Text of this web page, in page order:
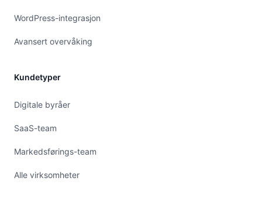
WordPress-integrasjon
Avansert overvåking
Kundetyper
Digitale byråer
SaaS-team
Markedsførings-team
Alle virksomheter